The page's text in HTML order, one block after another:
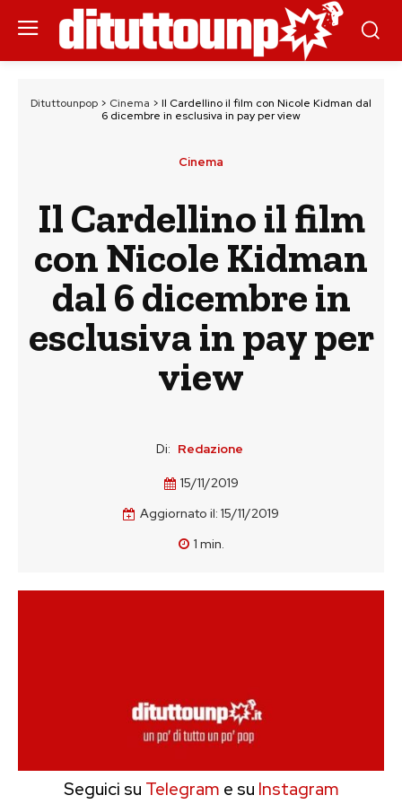
Dituttounpop > Cinema > Il Cardellino il film con Nicole Kidman dal
6 dicembre in esclusiva in pay per view
Cinema
Il Cardellino il film
con Nicole Kidman
dal 6 dicembre in
esclusiva in pay per
view
Di: Redazione
15/11/2019
Aggiornato il: 15/11/2019
1 min.
Seguici su Telegram e su Instagram